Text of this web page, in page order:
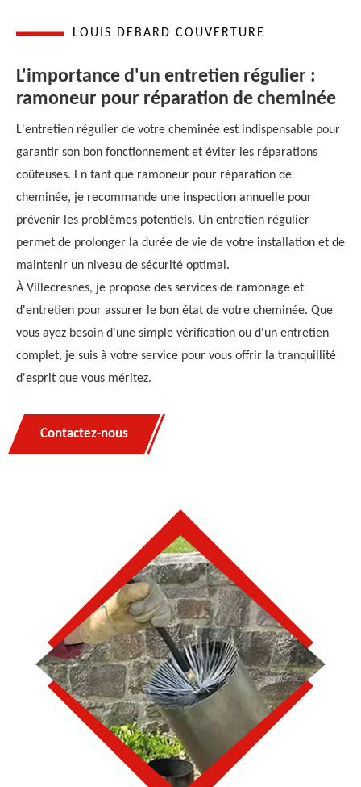
LOUIS DEBARD COUVERTURE
L'importance d'un entretien régulier :
ramoneur pour réparation de cheminée
L'entretien régulier de votre cheminée est indispensable pour
garantir son bon fonctionnement et éviter les réparations
coûteuses. En tant que ramoneur pour réparation de
cheminée, je recommande une inspection annuelle pour
prévenir les problèmes potentiels. Un entretien régulier
permet de prolonger la durée de vie de votre installation et de
maintenir un niveau de sécurité optimal.
À Villecresnes, je propose des services de ramonage et
d'entretien pour assurer le bon état de votre cheminée. Que
vous ayez besoin d'une simple vérification ou d'un entretien
complet, je suis à votre service pour vous offrir la tranquillité
d'esprit que vous méritez.
Contactez-nous